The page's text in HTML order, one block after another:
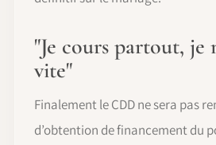
"Je cours partout, je
vite"
Finalement le CDD ne sera pas
d’obtention de financement du